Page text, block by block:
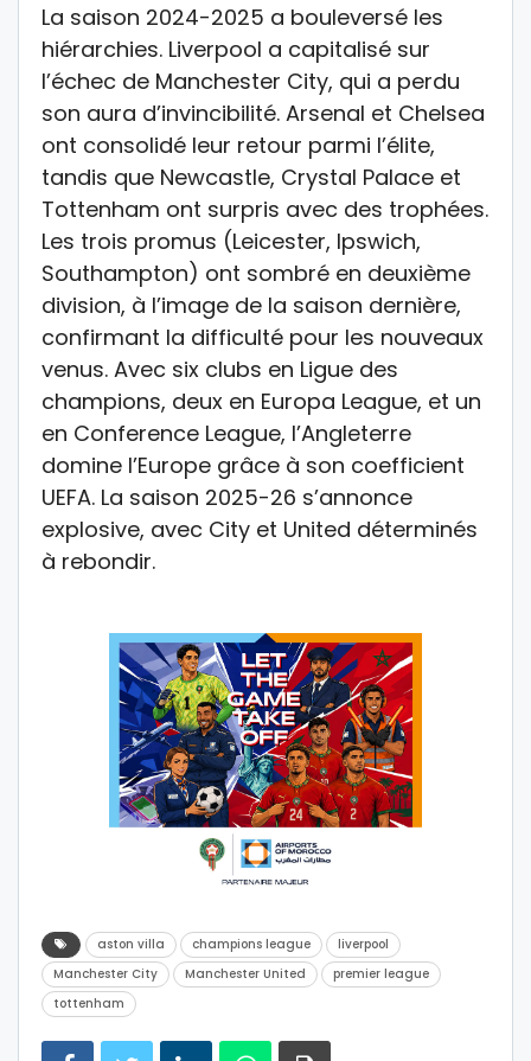
La saison 2024-2025 a bouleversé les
hiérarchies. Liverpool a capitalisé sur
l’échec de Manchester City, qui a perdu
son aura d’invincibilité. Arsenal et Chelsea
ont consolidé leur retour parmi l’élite,
tandis que Newcastle, Crystal Palace et
Tottenham ont surpris avec des trophées.
Les trois promus (Leicester, Ipswich,
Southampton) ont sombré en deuxième
division, à l’image de la saison dernière,
confirmant la difficulté pour les nouveaux
venus. Avec six clubs en Ligue des
champions, deux en Europa League, et un
en Conference League, l’Angleterre
domine l’Europe grâce à son coefficient
UEFA. La saison 2025-26 s’annonce
explosive, avec City et United déterminés
à rebondir.
aston villa champions league
liverpool
Manchester City
Manchester United
premier league
tottenham